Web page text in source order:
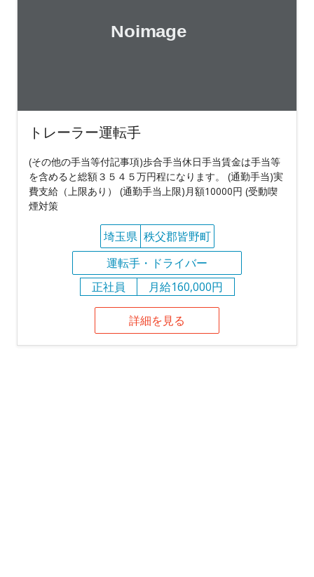
トレーラー運転手
(その他の手当等付記事項)歩合手当休日手当賃金は手当等
を含めると総額３５４５万円程になります。 (通勤手当)実
費支給（上限あり） (通勤手当上限)月額10000円 (受動喫
煙対策
埼玉県 秩父郡皆野町
運転手・ドライバー
正社員
月給160,000円
詳細を見る